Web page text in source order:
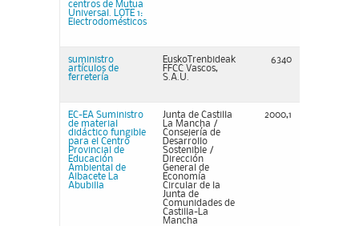
centros de Mutua
Universal. LOTE 1:
Electrodomésticos
suministro
artículos de
ferretería
EuskoTrenbideak
FFCC Vascos,
S.A.U.
6340
EC-EA Suministro
de material
didáctico fungible
para el Centro
Provincial de
Educación
Ambiental de
Albacete La
Abubilla
Junta de Castilla
La Mancha /
Consejería de
Desarrollo
Sostenible /
Dirección
General de
Economía
Circular de la
Junta de
Comunidades de
Castilla-La
Mancha
2000,1